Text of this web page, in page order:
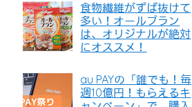
食物繊維がずば抜けて
多い！オールブラン
は、オリジナルが絶対
にオススメ！
au PAYの「誰でも！毎
週10億円！もらえるキ